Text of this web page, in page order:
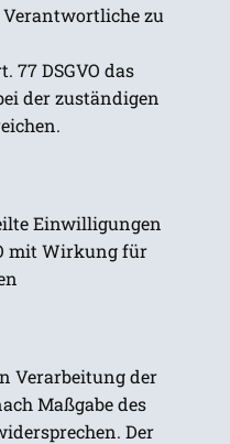
zu
77 DSGVO das
der zuständigen
Einwilligungen
mit Wirkung für
Verarbeitung der
Maßgabe des
Der